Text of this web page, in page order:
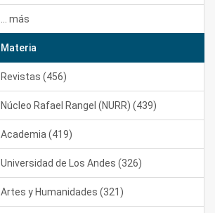
... más
Materia
Revistas (456)
Núcleo Rafael Rangel (NURR) (439)
Academia (419)
Universidad de Los Andes (326)
Artes y Humanidades (321)